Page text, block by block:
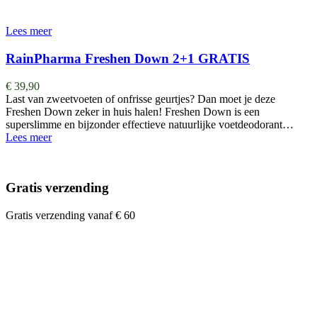
Lees meer
RainPharma Freshen Down 2+1 GRATIS
€ 39,90
Last van zweetvoeten of onfrisse geurtjes? Dan moet je deze
Freshen Down zeker in huis halen! Freshen Down is een
superslimme en bijzonder effectieve natuurlijke voetdeodorant…
Lees meer
Gratis verzending
Gratis verzending vanaf € 60